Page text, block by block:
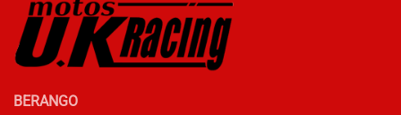
pueden
elegir
en
BERANGO